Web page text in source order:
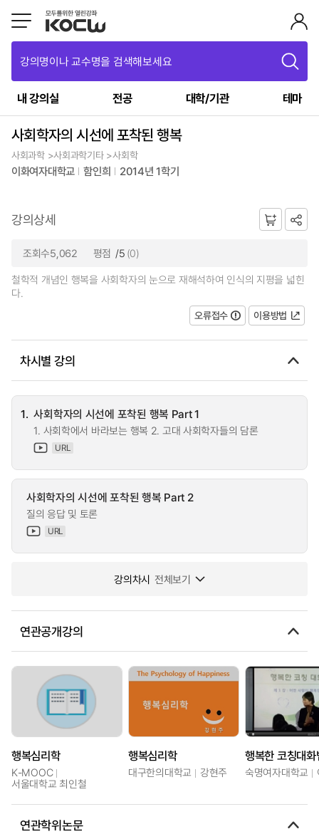
강의명이나 교수명을 검색해보세요
내 강의실 전공 대학/기관 테마
사회학자의 시선에 포착된 행복
사회과학 >사회과학기타 >사회학
이화여자대학교 함인희 2014년 1학기
강의상세
조회수5,062 평점 /5 (0)
철학적 개념인 행복을 사회학자의 눈으로 재해석하여 인식의 지평을 넓힌
다.
오류접수
이용방법
차시별 강의
1. 사회학자의 시선에 포착된 행복 Part 1
1. 사회학에서 바라보는 행복 2. 고대 사회학자들의 담론
URL
사회학자의 시선에 포착된 행복 Part 2
질의 응답 및 토론
URL
강의차시 전체보기
연관공개강의
행복심리학
K-MOOC
서울대학교 최인철
행복심리학
대구한의대학교 강현주
행복한 코칭대화
숙명여자대학교
연관학위논문